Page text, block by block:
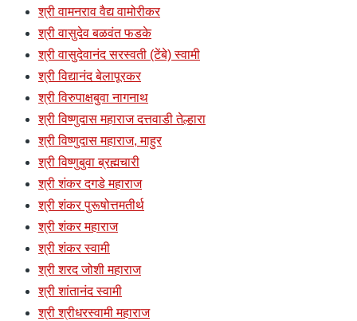
श्री वामनराव वैद्य वामोरीकर
श्री वासुदेव बळवंत फडके
श्री वासुदेवानंद सरस्वती (टेंबे) स्वामी
श्री विद्यानंद बेलापूरकर
श्री विरुपाक्षबुवा नागनाथ
श्री विष्णुदास महाराज दत्तवाडी तेल्हारा
श्री विष्णुदास महाराज, माहुर
श्री विष्णुबुवा ब्रह्मचारी
श्री शंकर दगडे महाराज
श्री शंकर पुरूषोत्तमतीर्थ
श्री शंकर महाराज
श्री शंकर स्वामी
श्री शरद जोशी महाराज
श्री शांतानंद स्वामी
श्री श्रीधरस्वामी महाराज